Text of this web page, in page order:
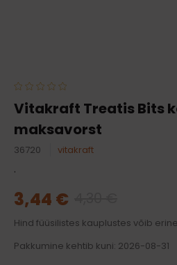
Vitakraft Treatis Bits
maksavorst
36720 vitakraft
.
3,44 €
Hind füüsilistes kauplustes võib
Pakkumine kehtib kuni: 2026-08-31